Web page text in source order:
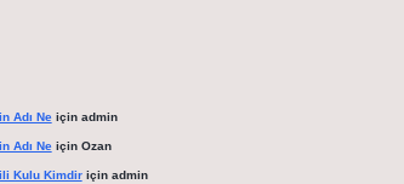
Adı Neiçin admin
Adı Neiçin Ozan
Kulu Kimdiriçin admin